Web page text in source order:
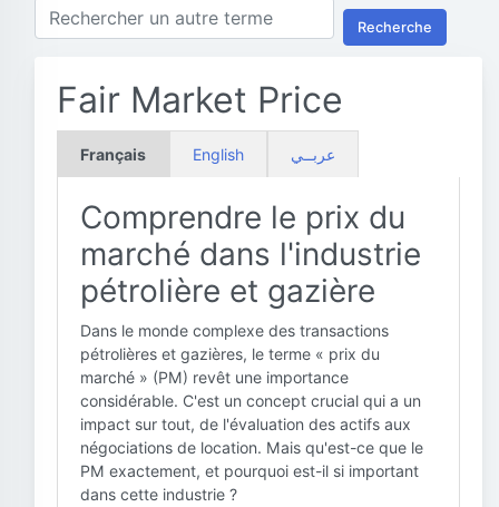
Recherche
Fair Market Price
Français English عربــي
Comprendre le prix du
marché dans l'industrie
pétrolière et gazière
Dans le monde complexe des transactions
pétrolières et gazières, le terme « prix du
marché » (PM) revêt une importance
considérable. C'est un concept crucial qui a un
impact sur tout, de l'évaluation des actifs aux
négociations de location. Mais qu'est-ce que le
PM exactement, et pourquoi est-il si important
dans cette industrie ?